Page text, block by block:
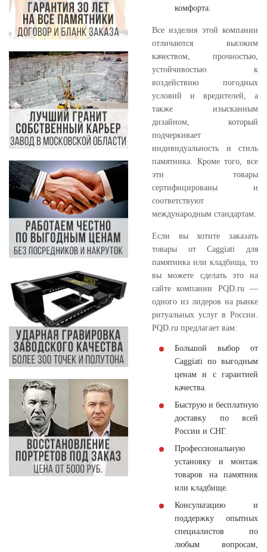
комфорта.
Все изделия этой компании
отличаются высоким
качеством, прочностью,
устойчивостью к
воздействию погодных
условий и вредителей, а
также изысканным
дизайном, который
подчеркивает
индивидуальность и стиль
памятника. Кроме того, все
эти товары
сертифицированы и
соответствуют
международным стандартам.
Если вы хотите заказать
товары от Caggiati для
памятника или кладбища, то
вы можете сделать это на
сайте компании PQD.ru —
одного из лидеров на рынке
ритуальных услуг в России.
PQD.ru предлагает вам:
Большой выбор от
Caggiati по выгодным
ценам и с гарантией
качества.
Быструю и бесплатную
доставку по всей
России и СНГ.
Профессиональную
установку и монтаж
товаров на памятник
или кладбище.
Консультацию и
поддержку опытных
специалистов по
любым вопросам,